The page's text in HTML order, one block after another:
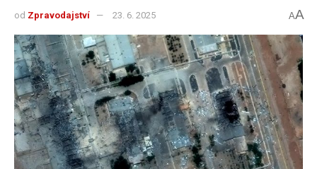
od Zpravodajství 23. 6. 2025 AA